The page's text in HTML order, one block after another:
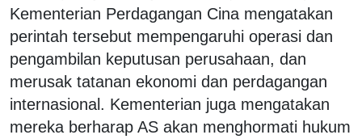
Kementerian Perdagangan Cina mengatakan
perintah tersebut mempengaruhi operasi dan
pengambilan keputusan perusahaan, dan
merusak tatanan ekonomi dan perdagangan
internasional. Kementerian juga mengatakan
mereka berharap AS akan menghormati hukum